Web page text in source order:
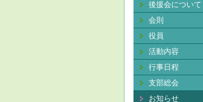
後援会について
会則
役員
活動内容
行事日程
支部総会
お知らせ